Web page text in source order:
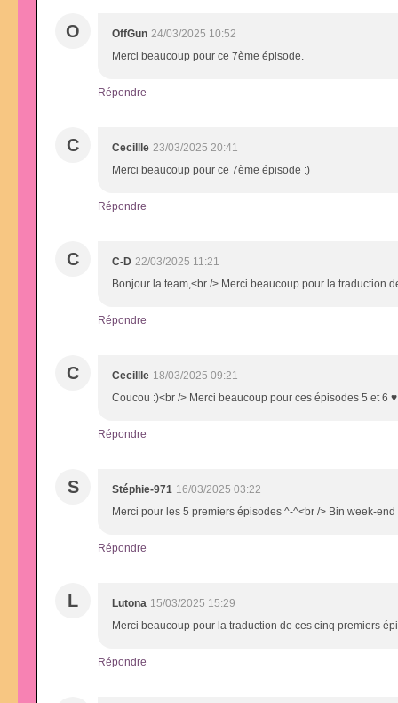
O OffGun 24/03/2025 10:52
Merci beaucoup pour ce 7ème épisode.
Répondre
C Cecillle 23/03/2025 20:41
Merci beaucoup pour ce 7ème épisode :)
Répondre
C C-D 22/03/2025 11:21
Bonjour la team,<br /> Merci beaucoup pour la traduction
Répondre
C Cecillle 18/03/2025 09:21
Coucou :)<br /> Merci beaucoup pour ces épisodes 5 et 6 ♥
Répondre
S Stéphie-971 16/03/2025 03:22
Merci pour les 5 premiers épisodes ^-^<br /> Bin week-
Répondre
L Lutona 15/03/2025 15:29
Merci beaucoup pour la traduction de ces cinq premiers
Répondre